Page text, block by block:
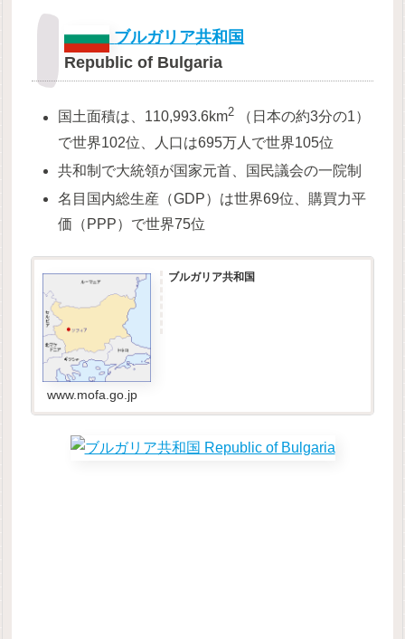
ブルガリア共和国
Republic of Bulgaria
国土面積は、110,993.6km2 （日本の約3分の1）
で世界102位、人口は695万人で世界105位
共和制で大統領が国家元首、国民議会の一院制
名目国内総生産（GDP）は世界69位、購買力平
価（PPP）で世界75位
ブルガリア共和国
www.mofa.go.jp